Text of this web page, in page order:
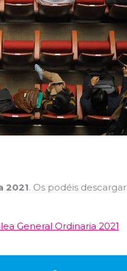
2021. Os podéis descargar
General Ordinaria 2021